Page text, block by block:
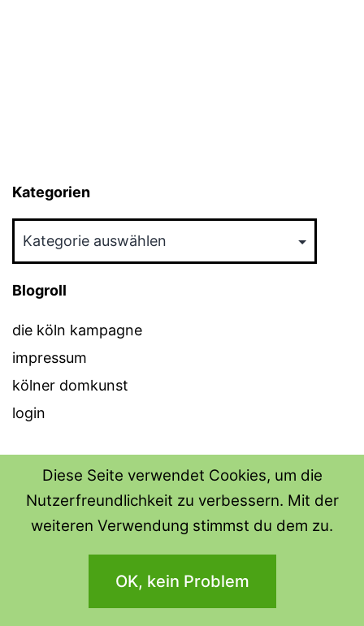
Kategorien
Blogroll
die köln kampagne
impressum
kölner domkunst
login
THE SHIRT SHOPS
Datenschutzerklärung
Stolz präsentiert vonWordPress.
Diese Seite verwendet Cookies, um die
Nutzerfreundlichkeit zu verbessern. Mit der
weiteren Verwendung stimmst du dem zu.
OK, kein Problem